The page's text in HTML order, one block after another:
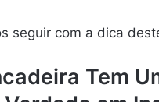
seguir com a dica
Tem